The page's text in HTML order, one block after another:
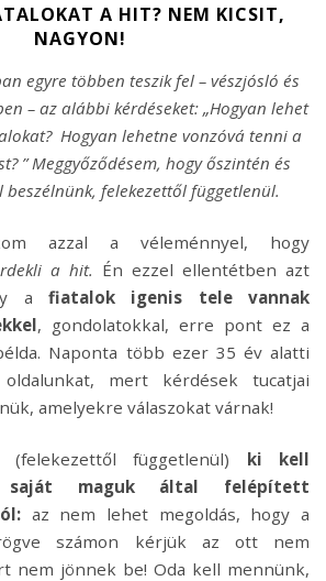
A HIT? NEM KICSIT,
NAGYON!
egyre többen teszik fel – vészjósló és
– az alábbi kérdéseket: „Hogyan lehet
Hogyan lehetne vonzóvá tenni a
” Meggyőződésem, hogy őszintén és
felekezettől függetlenül.
azzal a véleménnyel, hogy
a hit. Én ezzel ellentétben azt
a fiatalok igenis tele vannak
, gondolatokkal, erre pont ez a
Naponta több ezer 35 év alatti
mert kérdések tucatjai
amelyekre válaszokat várnak!
(felekezettől függetlenül) ki kell
saját maguk által felépített
az nem lehet megoldás, hogy a
számon kérjük az ott nem
nem jönnek be! Oda kell mennünk,